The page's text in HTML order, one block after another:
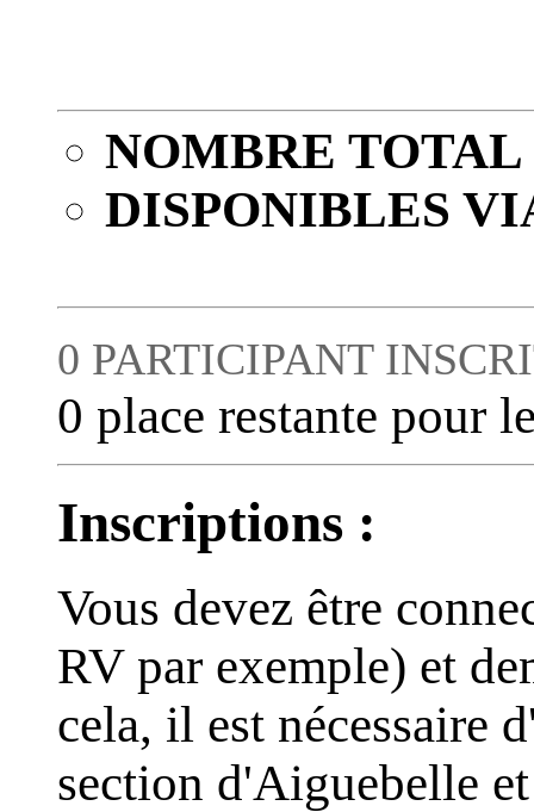
NOMBRE TOTAL
DISPONIBLES
0 PARTICIPANT
0 place restante pour
Inscriptions :
Vous devez être
RV par exemple) et
cela, il est nécessaire
section d'Aiguebelle